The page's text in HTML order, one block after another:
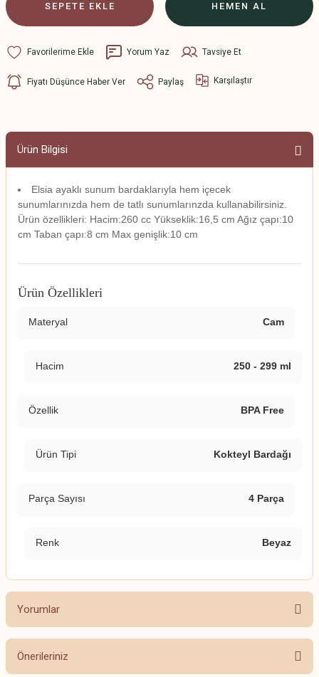
SEPETE EKLE HEMEN AL
Yorum Yaz Tavsiye Et
Fiyatı Düşünce Haber Ver Paylaş Karşılaştır
Ürün Bilgisi
Elsia ayaklı sunum bardaklarıyla hem içecek
sunumlarınızda hem de tatlı sunumlarınzda kullanabilirsiniz.
Ürün özellikleri: Hacim:260 cc Yükseklik:16,5 cm Ağız çapı:10
cm Taban çapı:8 cm Max genişlik:10 cm
Ürün Özellikleri
Materyal Cam
Hacim 250 - 299 ml
Özellik BPA Free
Ürün Tipi Kokteyl Bardağı
Parça Sayısı 4 Parça
Renk Beyaz
Yorumlar
Bu ürüne ilk yorumu siz yapın!
Önerileriniz